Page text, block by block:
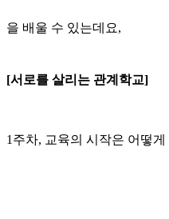
을 배울 수 있는데요,
[서로를 살리는 관계학교]
1주차, 교육의 시작은 어떻